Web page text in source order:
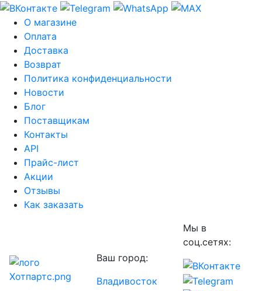
О магазине
Оплата
Доставка
Возврат
Политика конфиденциальности
Новости
Блог
Поставщикам
Контакты
API
Прайс-лист
Акции
Отзывы
Как заказать
Ваш город:
Владивосток
Мы в
соц.сетях: